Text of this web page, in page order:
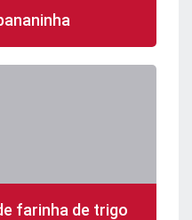
farinha de trigo